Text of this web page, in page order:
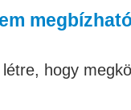
hogy